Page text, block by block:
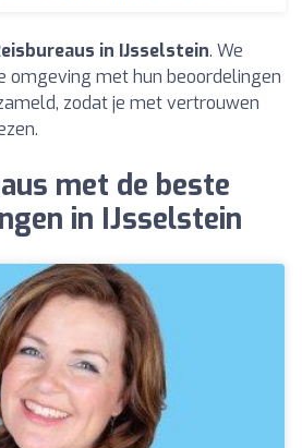
in IJsselstein. We
omgeving met hun beoordelingen
zodat je met vertrouwen
met de beste
in IJsselstein